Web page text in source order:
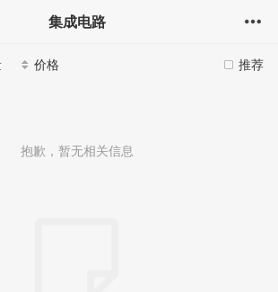
集成电路
推荐
价格
抱歉，暂无相关信息